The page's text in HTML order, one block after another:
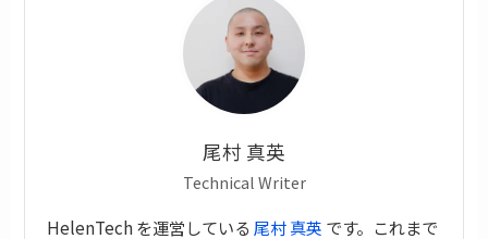
尾村 真英
Technical Writer
HelenTech を運営している 尾村 真英 です。これまで